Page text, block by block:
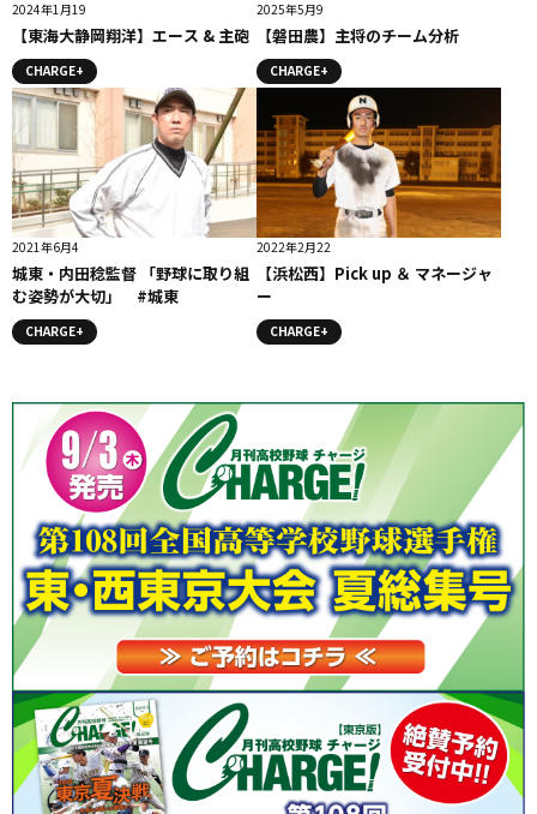
2024年1月19
【東海大静岡翔洋】エース & 主砲
CHARGE+
2025年5月9
【磐田農】主将のチーム分析
CHARGE+
2021年6月4
城東・内田稔監督 「野球に取り組
む姿勢が大切」 #城東
CHARGE+
2022年2月22
【浜松西】Pick up ＆ マネージャ
ー
CHARGE+